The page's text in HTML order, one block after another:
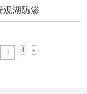
观湖防渗
3 4 »